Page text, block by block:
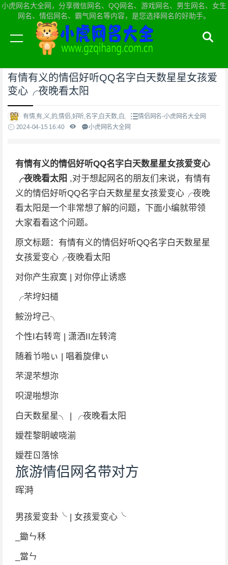
小虎网名大全网，分享微信网名、QQ网名、游戏网名、男生网名、女生
网名、情侣网名、霸气网名等内容，是您选择网名的好助手。
当前位置：小虎网名大全网首页>情侣网名
有情有义的情侣好听QQ名字白天数星星女孩爱
变心╭夜晚看太阳
有情,有,义,的,情侣,好听,名字,白天数,白,
情侣网名-小虎网名大全网
2024-04-15 16:40
小虎网名大全网
有情有义的情侣好听QQ名字白天数星星女孩爱变心
╭夜晚看太阳 ,对于想起网名的朋友们来说，有情有
义的情侣好听QQ名字白天数星星女孩爱变心╭夜晚
看太阳是一个非常想了解的问题，下面小编就带领
大家看看这个问题。
原文标题：有情有义的情侣好听QQ名字白天数星星
女孩爱变心╭夜晚看太阳
对你产生寂寞 | 对你停止诱惑
╭芣垨妇檤
鮟汾垨己╮
个性I右转弯 | 潇洒II左转湾
随着兯啪ぃ | 唱着旋侓ぃ
芣湜芣想沵
呮湜啪想沵
白天数星星╮ | ╭夜晚看太阳
嬡茬黎眀岥哓湔
嬡茬ㄖ落悇
旅游情侣网名带对方
晖溡
男孩爱变卦╰ | 女孩爱变心╰
_鋤ㄣ秝
_當ㄣ